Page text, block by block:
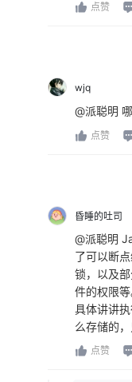
点赞
wjq
@派聪明
点赞
昏睡的吐司
@派聪明
了可以断
锁，以及
件的权限等
具体讲讲
么存储的
点赞